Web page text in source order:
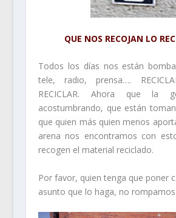
QUE NOS RECOJAN LO
Todos los días nos están
tele, radio, prensa….
RECICLAR. Ahora que la
acostumbrando, que están
que quien más quien menos
arena nos encontramos con
recogen el material reciclado.
Por favor, quien tenga que poner
asunto que lo haga, no